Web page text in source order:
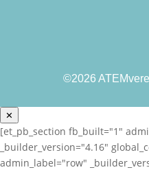
©2026
✕
[et_pb_section fb_built="1"
_builder_version="4.16"
admin_label="row"